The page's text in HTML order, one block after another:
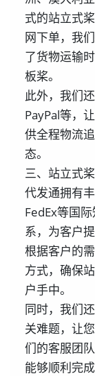
式的站立式
网下单，我
了货物运输
板桨。
此外，我们
PayPal等，
供全程物流
态。
三、站立式
代发通拥有
FedEx等国
系，为客户
根据客户的
方式，确保
户手中。
同时，我们
关难题，让
们的客服团
能够顺利完